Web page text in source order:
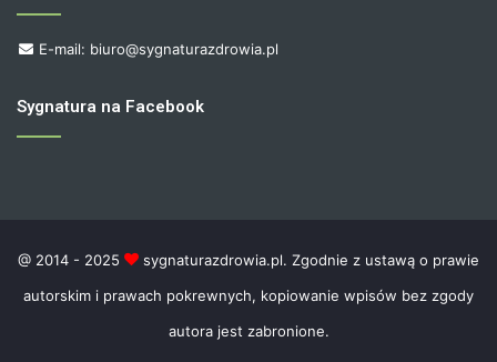
E-mail: biuro@sygnaturazdrowia.pl
Sygnatura na Facebook
@ 2014 - 2025
sygnaturazdrowia.pl. Zgodnie z ustawą o prawie
autorskim i prawach pokrewnych, kopiowanie wpisów bez zgody
autora jest zabronione.